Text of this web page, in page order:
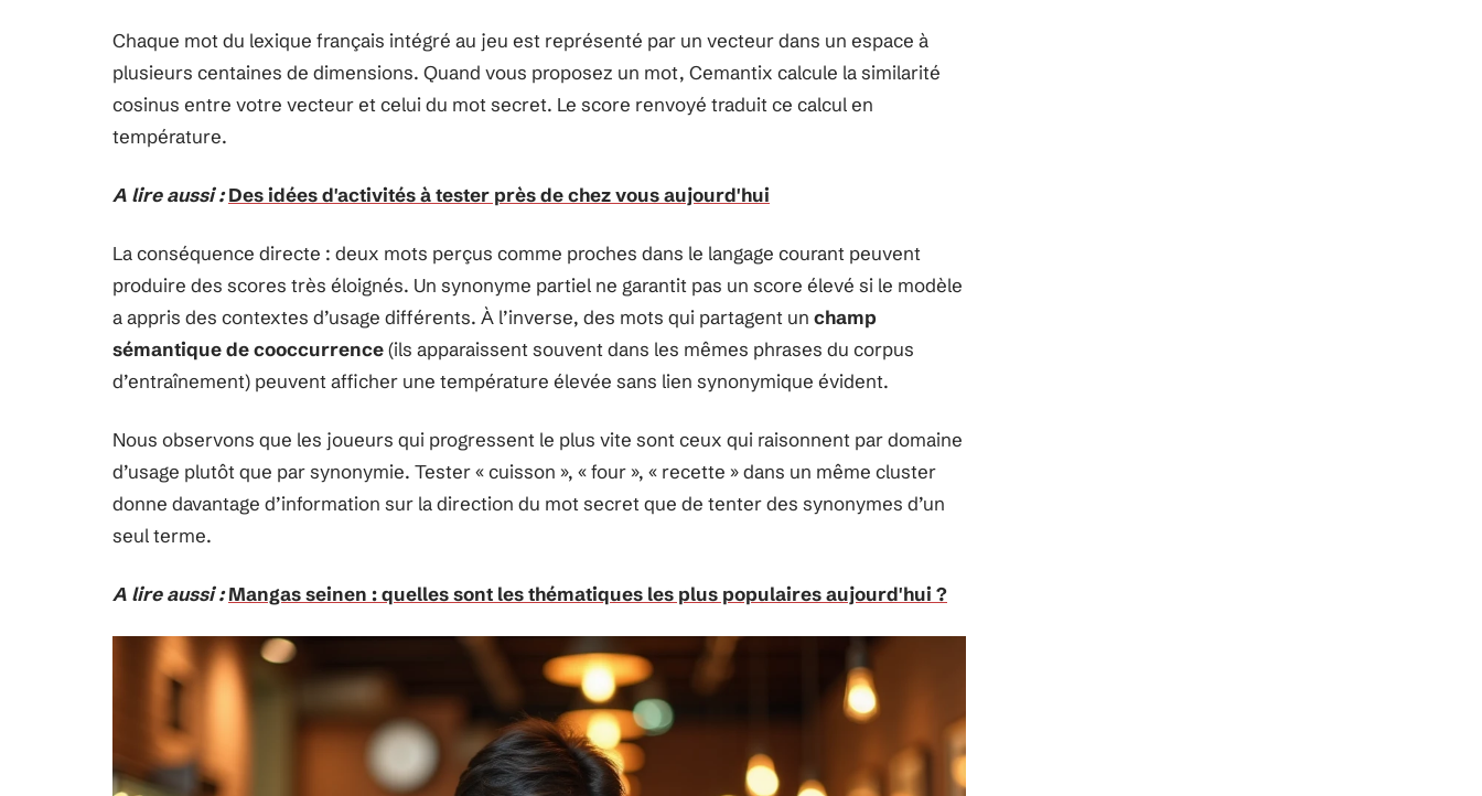
Chaque mot du lexique français intégré au jeu est représenté par un vecteur dans un espace à
plusieurs centaines de dimensions. Quand vous proposez un mot, Cemantix calcule la similarité
cosinus entre votre vecteur et celui du mot secret. Le score renvoyé traduit ce calcul en
température.
A lire aussi : Des idées d'activités à tester près de chez vous aujourd'hui
La conséquence directe : deux mots perçus comme proches dans le langage courant peuvent
produire des scores très éloignés. Un synonyme partiel ne garantit pas un score élevé si le modèle
a appris des contextes d’usage différents. À l’inverse, des mots qui partagent un champ
sémantique de cooccurrence(ils apparaissent souvent dans les mêmes phrases du corpus
d’entraînement) peuvent afficher une température élevée sans lien synonymique évident.
Nous observons que les joueurs qui progressent le plus vite sont ceux qui raisonnent par domaine
d’usage plutôt que par synonymie. Tester « cuisson », « four », « recette » dans un même cluster
donne davantage d’information sur la direction du mot secret que de tenter des synonymes d’un
seul terme.
A lire aussi : Mangas seinen : quelles sont les thématiques les plus populaires aujourd'hui ?